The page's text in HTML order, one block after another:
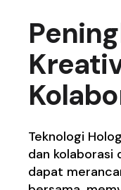
Teknologi
dan kolaborasi
dapat